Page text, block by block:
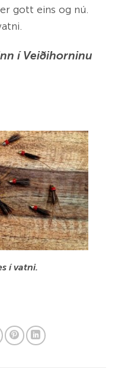
gott eins og nú.
í Veiðihorninu
í vatni.